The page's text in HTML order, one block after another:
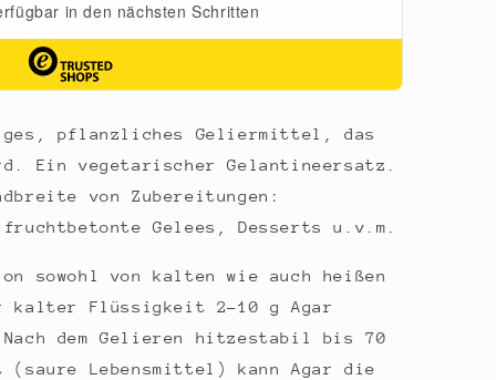
pflanzliches Geliermittel, das
Ein vegetarischer Gelantineersatz.
von Zubereitungen:
fruchtbetonte Gelees, Desserts u.v.m.
sowohl von kalten wie auch heißen
kalter Flüssigkeit 2-10 g Agar
dem Gelieren hitzestabil bis 70
(saure Lebensmittel) kann Agar die